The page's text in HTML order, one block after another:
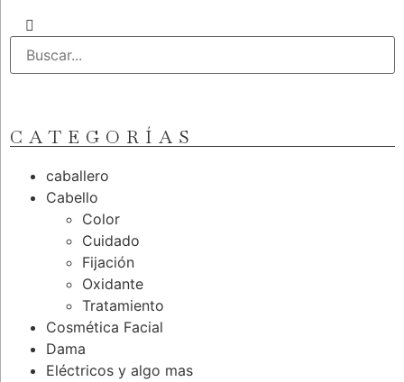
CATEGORÍAS
caballero
Cabello
Color
Cuidado
Fijación
Oxidante
Tratamiento
Cosmética Facial
Dama
Eléctricos y algo mas